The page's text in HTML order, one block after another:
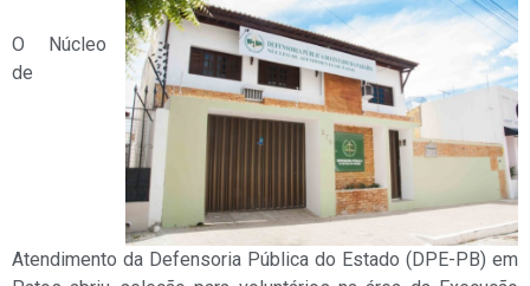
O Núcleo
de
Atendimento da Defensoria Pública do Estado (DPE-PB) em